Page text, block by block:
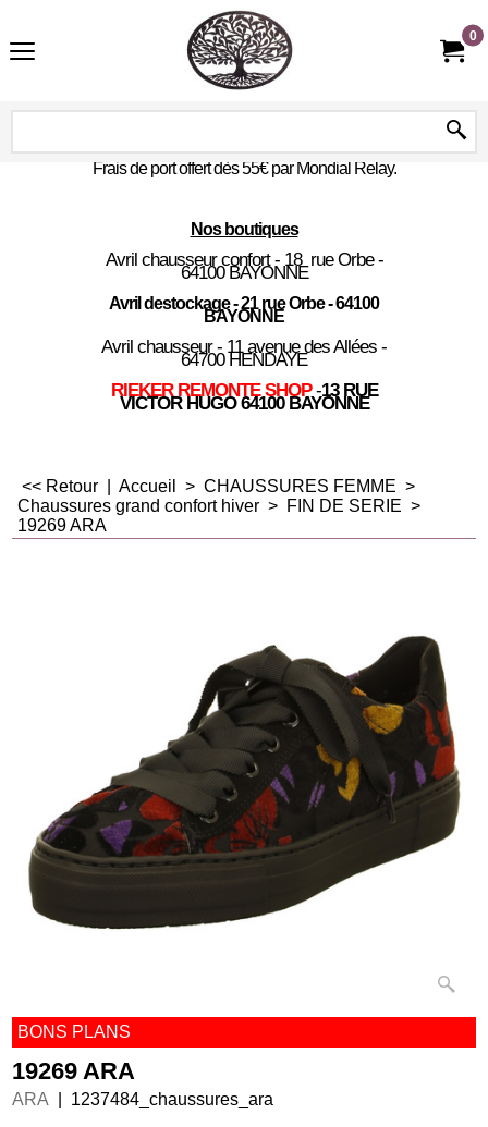
0
Frais de port offert dès 55€ par Mondial Relay.
Nos boutiques
Avril chausseur confort - 18 rue Orbe -
64100 BAYONNE
Avril destockage - 21 rue Orbe - 64100
BAYONNE
Avril chausseur - 11 avenue des Allées -
64700 HENDAYE
RIEKER REMONTE SHOP -13 RUE
VICTOR HUGO 64100 BAYONNE
<< Retour Accueil > CHAUSSURES FEMME >
Chaussures grand confort hiver > FIN DE SERIE >
19269 ARA
BONS PLANS
19269 ARA
ARA 1237484_chaussures_ara